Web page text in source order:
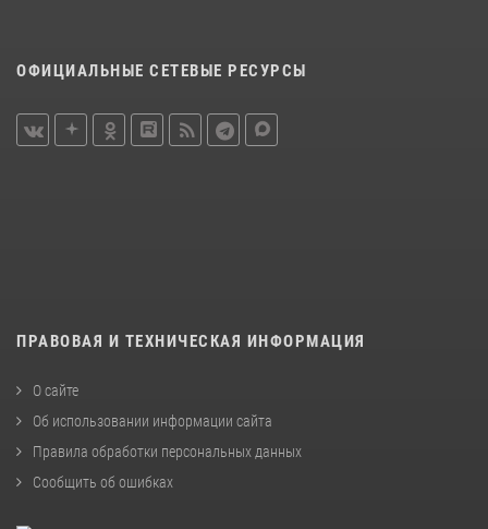
ОФИЦИАЛЬНЫЕ СЕТЕВЫЕ РЕСУРСЫ
ПРАВОВАЯ И ТЕХНИЧЕСКАЯ ИНФОРМАЦИЯ
О сайте
Об использовании информации сайта
Правила обработки персональных данных
Сообщить об ошибках